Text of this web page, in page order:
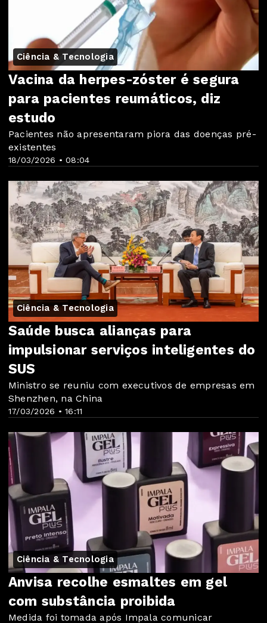
Ciência & Tecnologia
18/03/2026 • 08:04
Vacina da herpes-zóster é segura
para pacientes reumáticos, diz
estudo
Pacientes não apresentaram piora das doenças pré-
existentes
Ciência & Tecnologia
17/03/2026 • 16:11
Saúde busca alianças para
impulsionar serviços inteligentes do
SUS
Ministro se reuniu com executivos de empresas em
Shenzhen, na China
Ciência & Tecnologia
Anvisa recolhe esmaltes em gel
com substância proibida
Medida foi tomada após Impala comunicar